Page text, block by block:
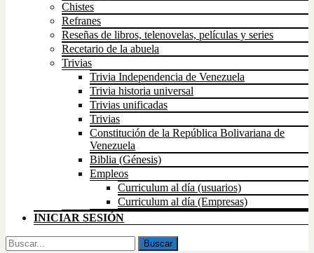
Chistes
Refranes
Reseñas de libros, telenovelas, películas y series
Recetario de la abuela
Trivias
Trivia Independencia de Venezuela
Trivia historia universal
Trivias unificadas
Trivias
Constitución de la República Bolivariana de
Venezuela
Biblia (Génesis)
Empleos
Curriculum al día (usuarios)
Curriculum al día (Empresas)
INICIAR SESIÓN
Buscar